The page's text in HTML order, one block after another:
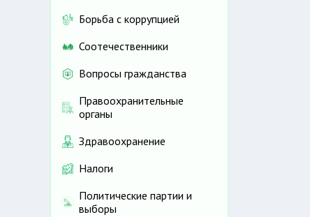
Борьба с коррупцией
Соотечественники
Вопросы гражданства
Правоохранительные
органы
Здравоохранение
Налоги
Политические партии и
выборы